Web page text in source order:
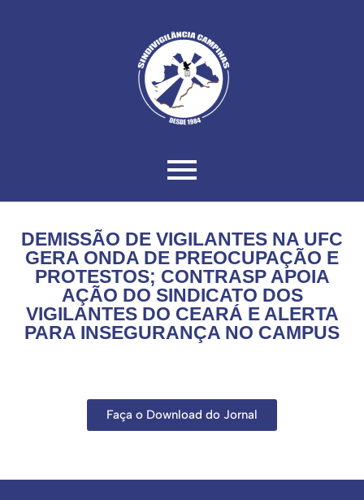
DEMISSÃO DE VIGILANTES NA UFC
GERA ONDA DE PREOCUPAÇÃO E
PROTESTOS; CONTRASP APOIA
AÇÃO DO SINDICATO DOS
VIGILANTES DO CEARÁ E ALERTA
PARA INSEGURANÇA NO CAMPUS
Faça o Download do Jornal